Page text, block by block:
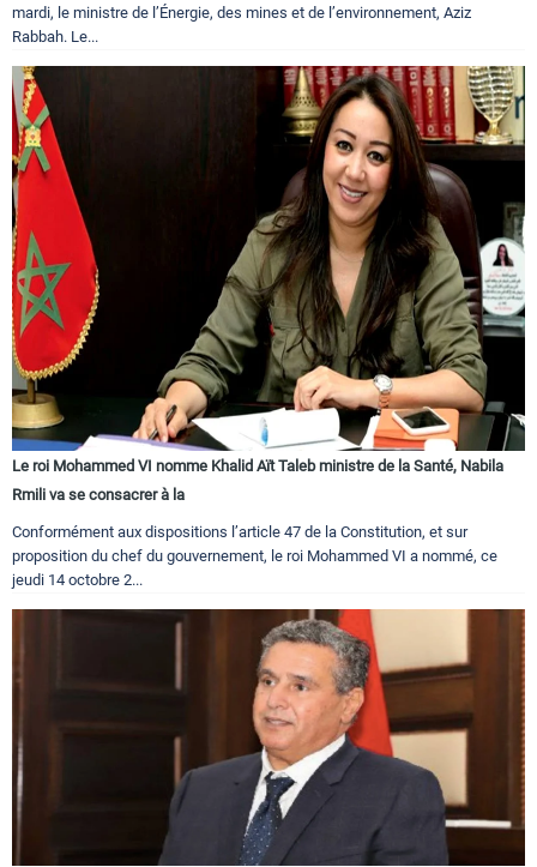
mardi, le ministre de l’Énergie, des mines et de l’environnement, Aziz
Rabbah. Le...
Le roi Mohammed VI nomme Khalid Aït Taleb ministre de la Santé, Nabila
Rmili va se consacrer à la
Conformément aux dispositions l’article 47 de la Constitution, et sur
proposition du chef du gouvernement, le roi Mohammed VI a nommé, ce
jeudi 14 octobre 2...